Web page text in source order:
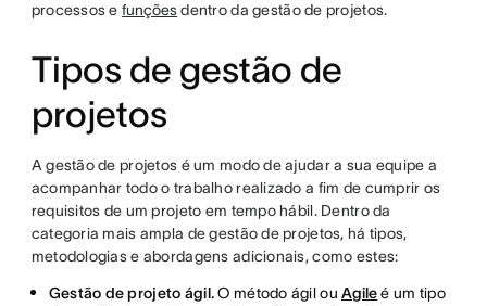
processos efunçõesdentro da gestão de projetos.
Tipos de gestão de
projetos
A gestão de projetos é um modo de ajudar a sua equipe a
acompanhar todo o trabalho realizado a fim de cumprir os
requisitos de um projeto em tempo hábil. Dentro da
categoria mais ampla de gestão de projetos, há tipos,
metodologias e abordagens adicionais, como estes:
Gestão de projeto ágil.O método ágil ouAgileé um tipo